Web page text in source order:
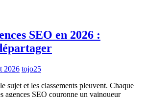
SEO en 2026 :
2026 tojo25
sujet et les classements pleuvent. Chaque
agences SEO couronne un vainqueur